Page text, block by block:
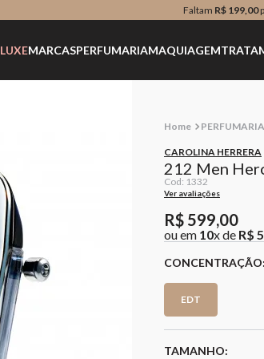
Faltam R$ 199,00
LUXEMARCASPERFUMARIAMAQUIAGEM
PERFUMARIA
CAROLINA HERRERA
212 Men
Cod: 1332
Ver avaliações
R$ 599,00
ou em 10x de R$
CONCENTRAÇÃO
EDT
TAMANHO